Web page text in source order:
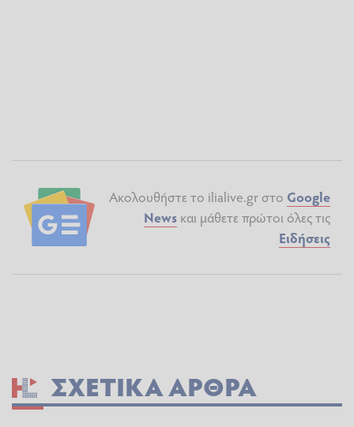
Ακολουθήστε το ilialive.gr στο Google
News και μάθετε πρώτοι όλες τις
Ειδήσεις
ΣΧΕΤΙΚΆ ΆΡΘΡΑ